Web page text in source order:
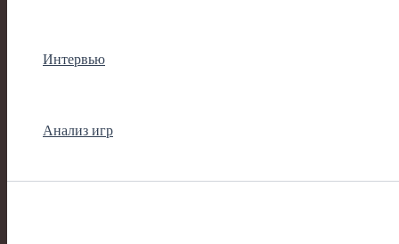
Интервью
Анализ игр